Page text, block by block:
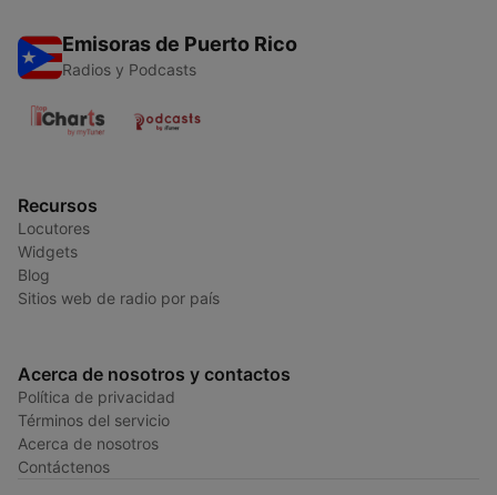
Emisoras de Puerto Rico
Radios y Podcasts
Recursos
Locutores
Widgets
Blog
Sitios web de radio por país
Acerca de nosotros y contactos
Política de privacidad
Términos del servicio
Acerca de nosotros
Contáctenos